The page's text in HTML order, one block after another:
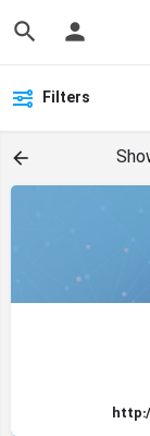
Filters